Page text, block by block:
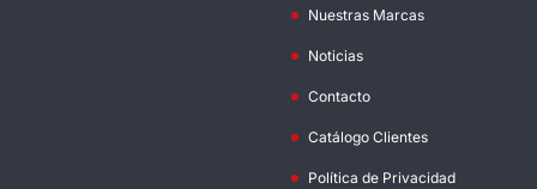
Nuestras Marcas
Noticias
Contacto
Catálogo Clientes
Política de Privacidad